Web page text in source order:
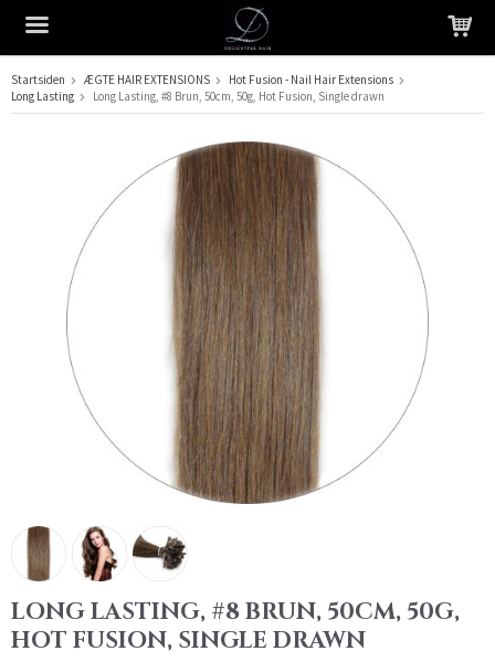
Produktet er blevet tilføjet til din indkøbskurv
Startsiden ÆGTE HAIR EXTENSIONS
Hot Fusion - Nail Hair Extensions
Long Lasting
Long Lasting, #8 Brun, 50cm, 50g, Hot Fusion, Single drawn
LONG LASTING, #8 BRUN, 50CM, 50G,
HOT FUSION, SINGLE DRAWN